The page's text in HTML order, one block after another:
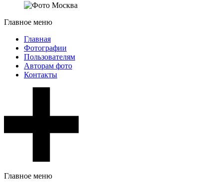
Главное меню
Главная
Фотографии
Пользователям
Авторам фото
Контакты
Главное меню